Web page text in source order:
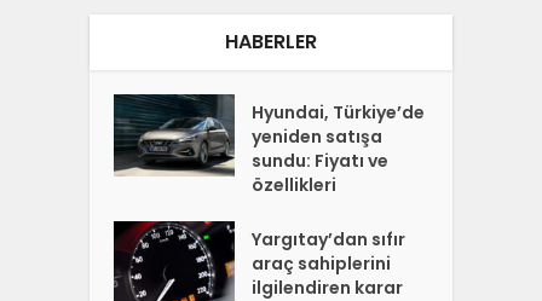
HABERLER
Hyundai, Türkiye’de
yeniden satışa
sundu: Fiyatı ve
özellikleri
Yargıtay’dan sıfır
araç sahiplerini
ilgilendiren karar